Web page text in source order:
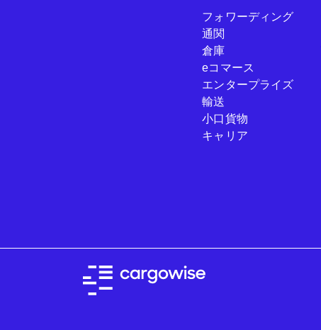
フォワーディング
通関
倉庫
eコマース
エンタープライズ
輸送
小口貨物
キャリア